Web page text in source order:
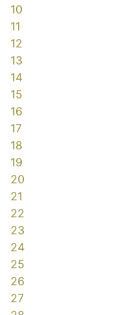
10
11
12
13
14
15
16
17
18
19
20
21
22
23
24
25
26
27